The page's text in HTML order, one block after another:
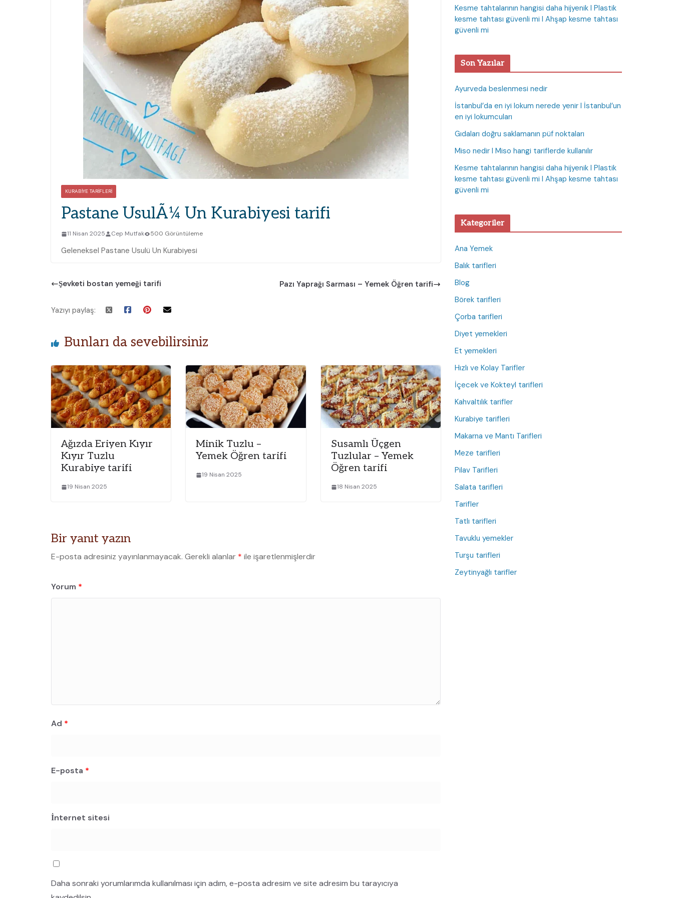
KURABIYE TARIFLERI
Pastane UsulÃ¼ Un Kurabiyesi tarifi
11 Nisan 2025 Cep Mutfak 500 Görüntüleme
Geleneksel Pastane Usulü Un Kurabiyesi
Şevketi bostan yemeği tarifi Pazı Yaprağı Sarması – Yemek Öğren tarifi
Yazıyı paylaş:
Bunları da sevebilirsiniz
Ağızda Eriyen Kıyır
Kıyır Tuzlu
Kurabiye tarifi
19 Nisan 2025
Minik Tuzlu –
Yemek Öğren tarifi
19 Nisan 2025
Susamlı Üçgen
Tuzlular – Yemek
Öğren tarifi
18 Nisan 2025
Bir yanıt yazın
E-posta adresiniz yayınlanmayacak. Gerekli alanlar * ile işaretlenmişlerdir
Yorum *
Ad *
E-posta *
İnternet sitesi
Daha sonraki yorumlarımda kullanılması için adım, e-posta adresim ve site adresim bu tarayıcıya
Kesme tahtalarının hangisi daha hijyenik I Plastik
kesme tahtası güvenli mi I Ahşap kesme tahtası
güvenli mi
Son Yazılar
Ayurveda beslenmesi nedir
İstanbul’da en iyi lokum nerede yenir I İstanbul’un
en iyi lokumcuları
Gıdaları doğru saklamanın püf noktaları
Miso nedir I Miso hangi tariflerde kullanılır
Kesme tahtalarının hangisi daha hijyenik I Plastik
kesme tahtası güvenli mi I Ahşap kesme tahtası
güvenli mi
Kategoriler
Ana Yemek
Balık tarifleri
Blog
Börek tarifleri
Çorba tarifleri
Diyet yemekleri
Et yemekleri
Hızlı ve Kolay Tarifler
İçecek ve Kokteyl tarifleri
Kahvaltılık tarifler
Kurabiye tarifleri
Makarna ve Mantı Tarifleri
Meze tarifleri
Pilav Tarifleri
Salata tarifleri
Tarifler
Tatlı tarifleri
Tavuklu yemekler
Turşu tarifleri
Zeytinyağlı tarifler